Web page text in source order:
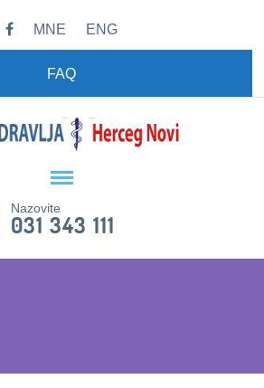
MNE ENG
FAQ
Nazovite
031 343 111